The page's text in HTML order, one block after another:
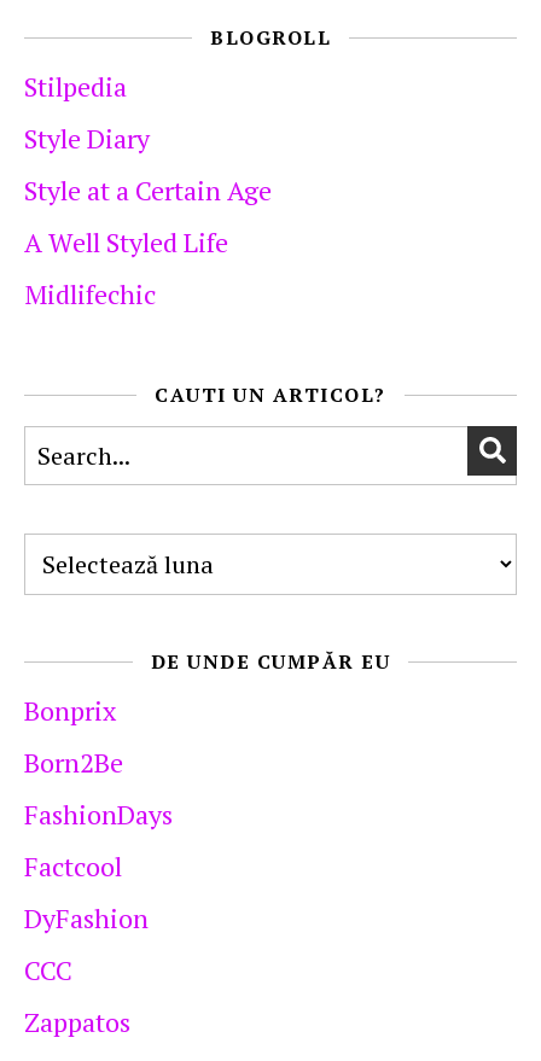
BLOGROLL
Stilpedia
Style Diary
Style at a Certain Age
A Well Styled Life
Midlifechic
CAUTI UN ARTICOL?
Arhive
DE UNDE CUMPĂR EU
Bonprix
Born2Be
FashionDays
Factcool
DyFashion
CCC
Zappatos